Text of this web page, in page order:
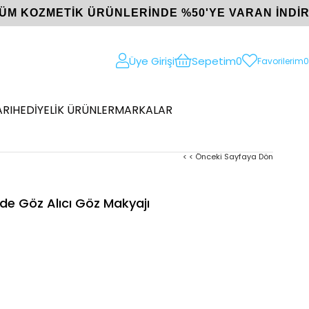
KOZMETİK ÜRÜNLERİNDE %50'YE VARAN
Üye Girişi Sepetim0 Favorilerim0
HEDİYELİK ÜRÜNLERMARKALAR
< < Önceki Sayfaya Dön
Göz Alıcı Göz Makyajı